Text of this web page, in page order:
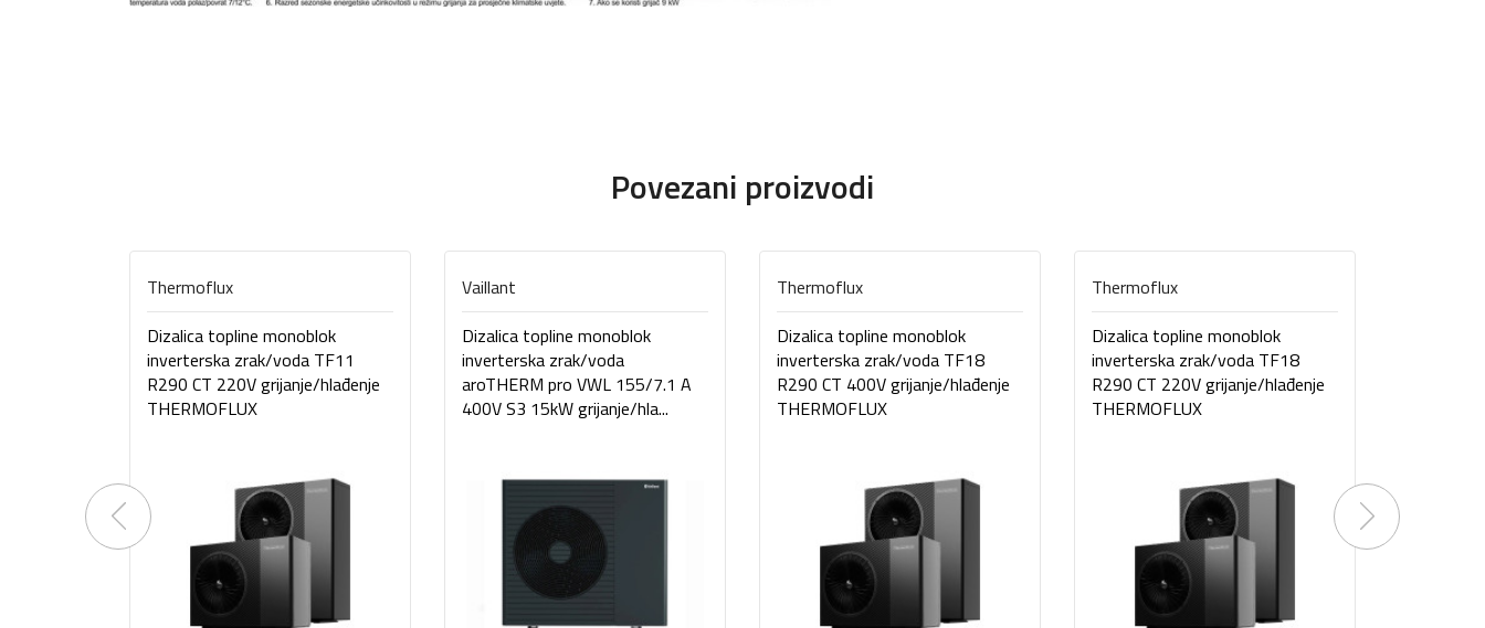
Povezani proizvodi
Thermoflux
Dizalica topline monoblok
inverterska zrak/voda TF11
R290 CT 220V grijanje/hlađenje
THERMOFLUX
Vaillant
Dizalica topline monoblok
inverterska zrak/voda
aroTHERM pro VWL 155/7.1 A
400V S3 15kW grijanje/hla...
Thermoflux
Dizalica topline monoblok
inverterska zrak/voda TF18
R290 CT 400V grijanje/hlađenje
THERMOFLUX
Thermoflux
Dizalica topline monoblok
inverterska zrak/voda TF18
R290 CT 220V grijanje/hlađenje
THERMOFLUX
Previous Next